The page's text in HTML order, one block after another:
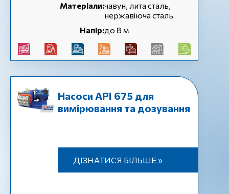
Матеріали:чавун, лита сталь,
нержавіюча сталь
Напір:до 8 м
Насоси API 675 для
вимірювання та дозування
ДІЗНАТИСЯ БІЛЬШЕ »